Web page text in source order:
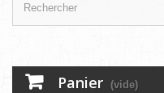
Panier (vide)